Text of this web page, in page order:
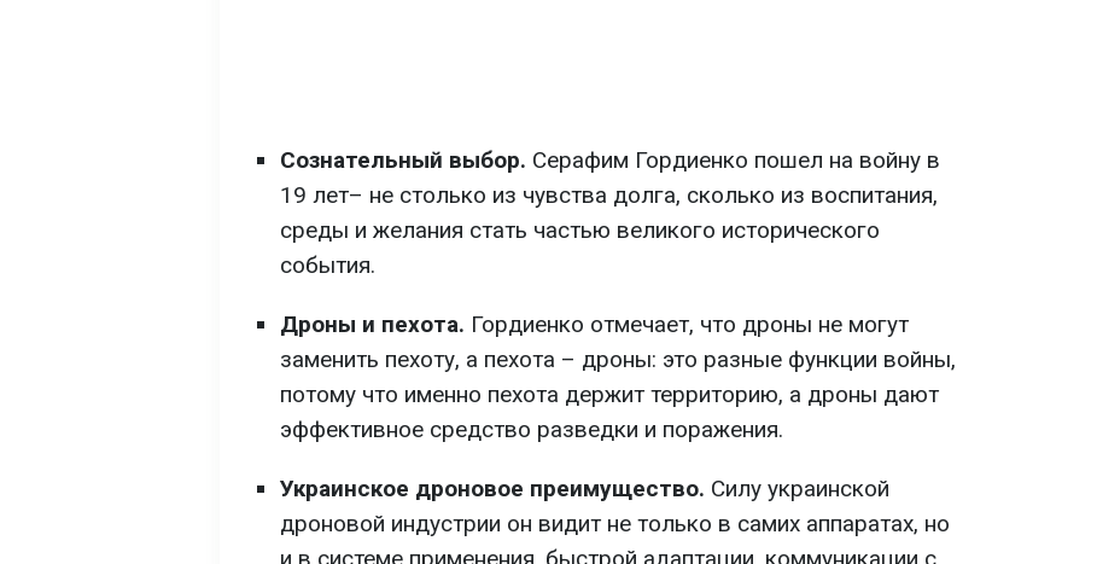
Сознательный выбор. Серафим Гордиенко пошел на войну в
19 лет– не столько из чувства долга, сколько из воспитания,
среды и желания стать частью великого исторического
события.
Дроны и пехота. Гордиенко отмечает, что дроны не могут
заменить пехоту, а пехота – дроны: это разные функции войны,
потому что именно пехота держит территорию, а дроны дают
эффективное средство разведки и поражения.
Украинское дроновое преимущество. Силу украинской
дроновой индустрии он видит не только в самих аппаратах, но